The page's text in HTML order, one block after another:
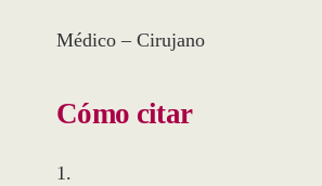
Médico – Cirujano
Cómo citar
1.